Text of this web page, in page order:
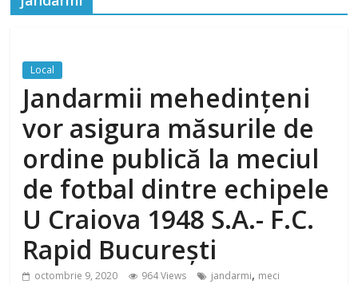
Local
Jandarmii mehedințeni
vor asigura măsurile de
ordine publică la meciul
de fotbal dintre echipele
U Craiova 1948 S.A.- F.C.
Rapid București
octombrie 9, 2020 964 Views jandarmi, meci